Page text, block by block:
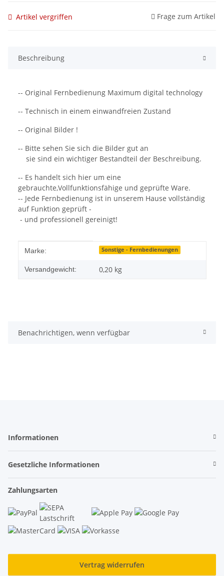
Artikel vergriffen Frage zum Artikel
Beschreibung
-- Original Fernbedienung Maximum digital technology
-- Technisch in einem einwandfreien Zustand
-- Original Bilder !
-- Bitte sehen Sie sich die Bilder gut an
sie sind ein wichtiger Bestandteil der Beschreibung.
-- Es handelt sich hier um eine
gebrauchte,Vollfunktionsfähige und geprüfte Ware.
-- Jede Fernbedienung ist in unserem Hause vollständig
auf Funktion geprüft -
- und professionell gereinigt!
Produkteigenschaft
Wert
Marke: Sonstige - Fernbedienungen
Versandgewicht: 0,20 kg
Benachrichtigen, wenn verfügbar
Informationen
Gesetzliche Informationen
Zahlungsarten
Vertrag widerrufen